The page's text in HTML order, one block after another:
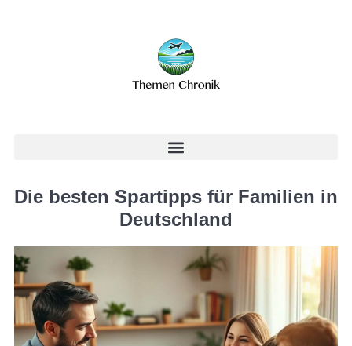
Die besten Spartipps für Familien in
Deutschland